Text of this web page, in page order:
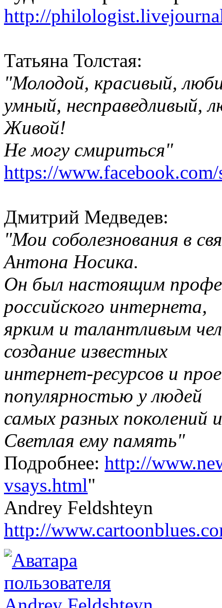
http://
Татьяна Толстая:
"Молодой, красивый,
умный, несправедливый,
Живой!
Не могу смириться"
https://
Дмитрий Медведев:
"Мои соболезнования в
Антона Носика.
Он был настоящим
российского интернета,
ярким и талантливым
создание известных
интернет-ресурсов и
популярностью у людей
самых разных поколений
Светлая ему память"
Подробнее: http://
vsays.html"
Andrey Feldshteyn
http://